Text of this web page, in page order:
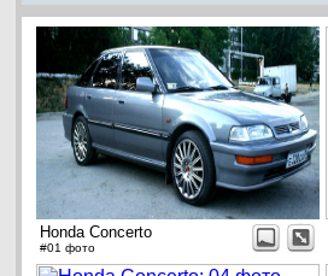
Honda Concerto
#01 фото